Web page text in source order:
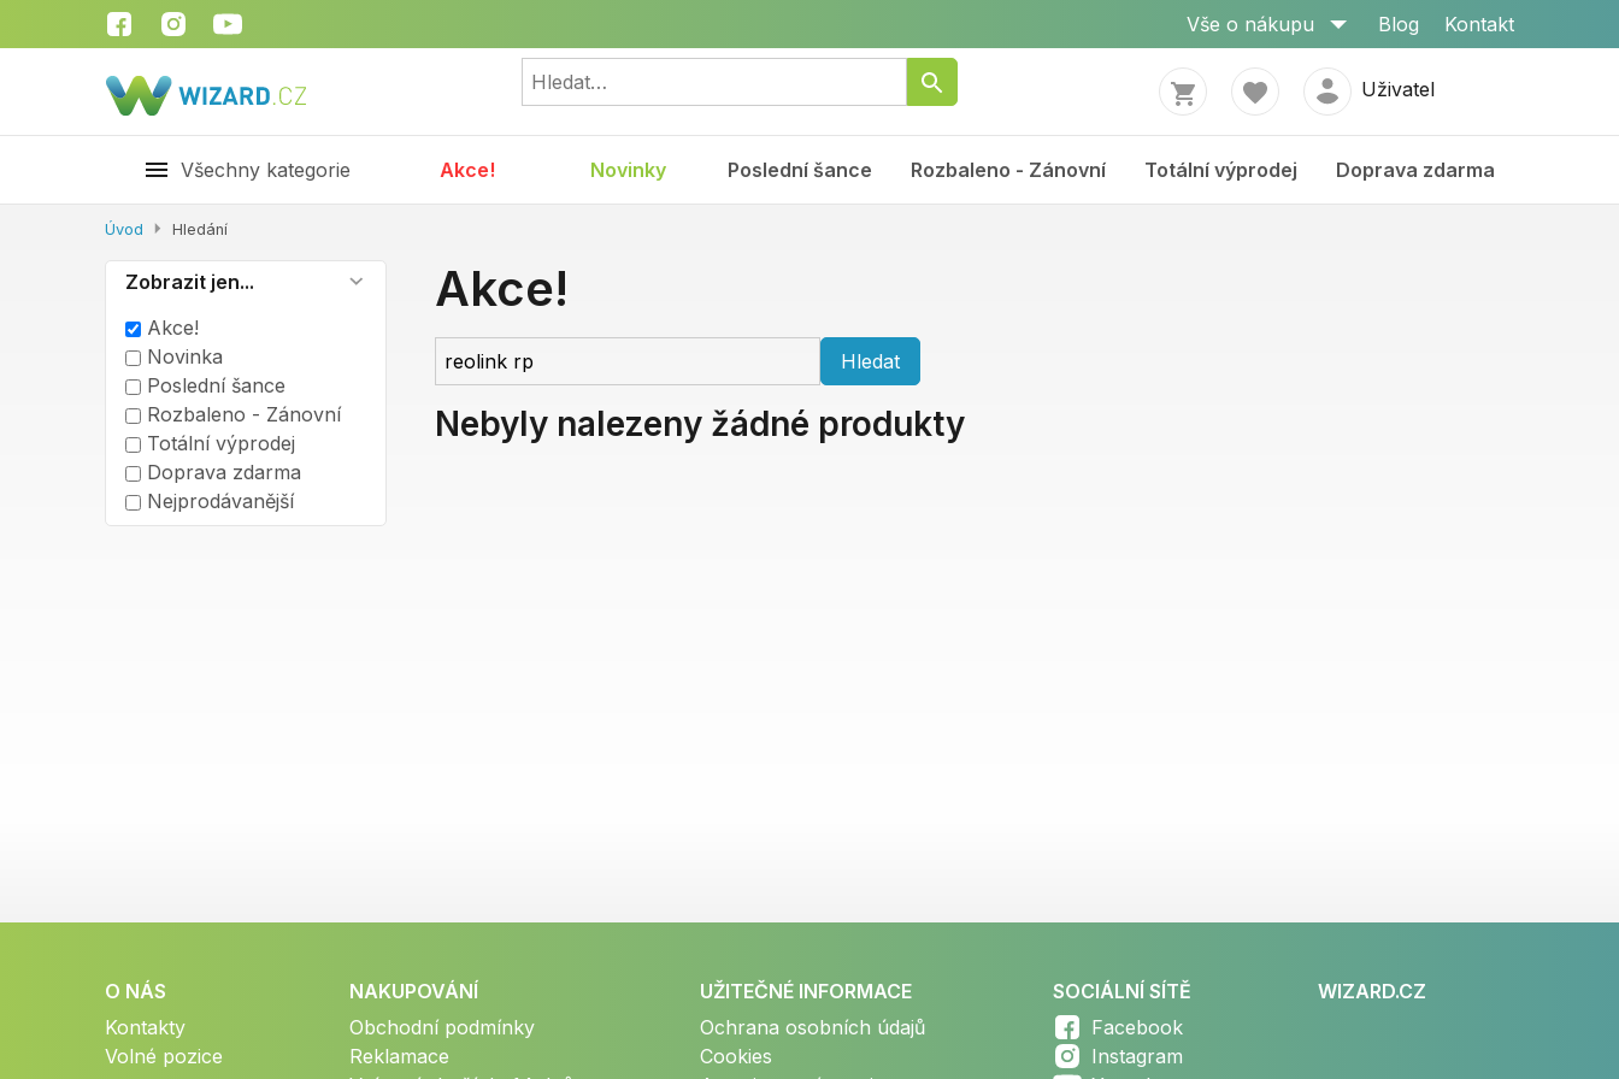
Vše o nákupu Blog Kontakt
Uživatel
Všechny kategorie Akce! Novinky Poslední šance Rozbaleno - Zánovní Totální výprodej Doprava zdarma
Úvod Hledání
Zobrazit jen...
Akce!
Novinka
Poslední šance
Rozbaleno - Zánovní
Totální výprodej
Doprava zdarma
Nejprodávanější
Akce!
Hledat
Nebyly nalezeny žádné produkty
O NÁS
Kontakty
Volné pozice
NAKUPOVÁNÍ
Obchodní podmínky
Reklamace
UŽITEČNÉ INFORMACE
Ochrana osobních údajů
Cookies
SOCIÁLNÍ SÍTĚ
Facebook
Instagram
WIZARD.CZ